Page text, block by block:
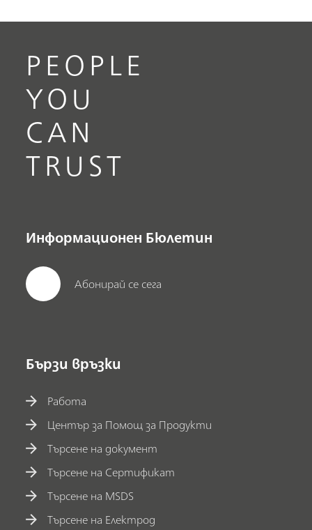
PEOPLE
YOU
CAN
TRUST
Информационен Бюлетин
Абонирай се сега
Бързи връзки
Работа
Център за Помощ за Продукти
Търсене на документ
Търсене на Сертификат
Търсене на MSDS
Търсене на Електрод